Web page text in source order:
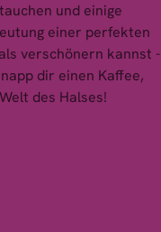
und einige
einer perfekten
verschönern kannst -
dir einen Kaffee,
des Halses!